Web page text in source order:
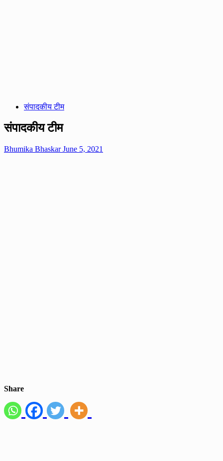
संपादकीय टीम
संपादकीय टीम
Bhumika BhaskarJune 5, 2021
Share